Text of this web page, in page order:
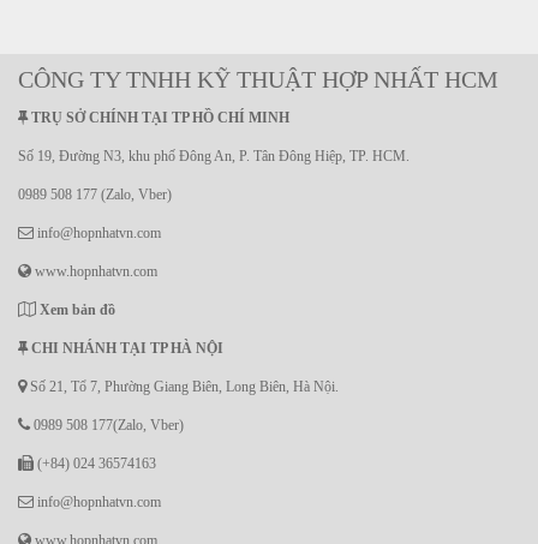
CÔNG TY TNHH KỸ THUẬT HỢP NHẤT HCM
TRỤ SỞ CHÍNH TẠI TP HỒ CHÍ MINH
Số 19, Đường N3, khu phố Đông An, P. Tân Đông Hiệp, TP. HCM.
0989 508 177 (Zalo, Vber)
info@hopnhatvn.com
www.hopnhatvn.com
Xem bản đồ
CHI NHÁNH TẠI TP HÀ NỘI
Số 21, Tổ 7, Phường Giang Biên, Long Biên, Hà Nội.
0989 508 177(Zalo, Vber)
(+84) 024 36574163
info@hopnhatvn.com
www.hopnhatvn.com